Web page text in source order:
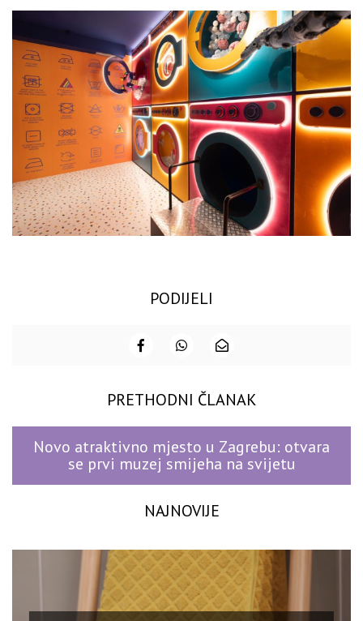
PODIJELI
PRETHODNI ČLANAK
Novo atraktivno mjesto u Zagrebu: otvara
se prvi muzej smijeha na svijetu
NAJNOVIJE